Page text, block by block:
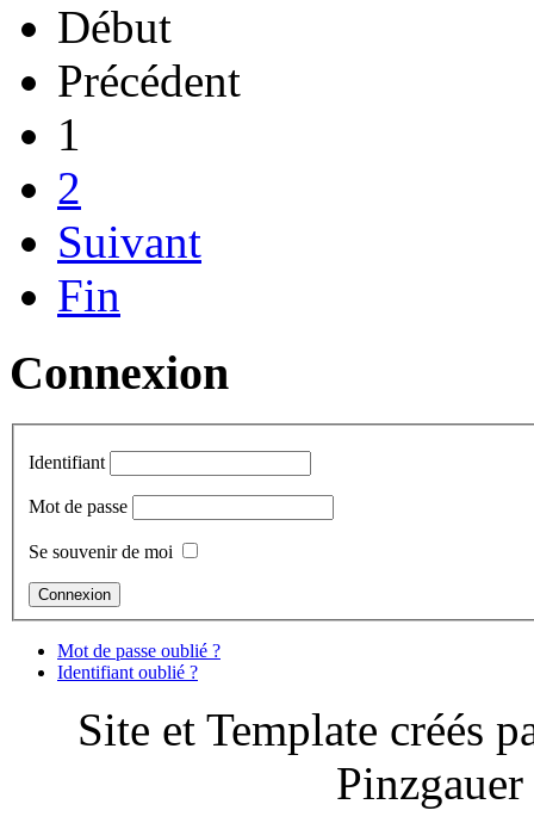
Début
Précédent
1
2
Suivant
Fin
Connexion
Identifiant
Mot de passe
Se souvenir de moi
Mot de passe oublié ?
Identifiant oublié ?
Site et Template créés